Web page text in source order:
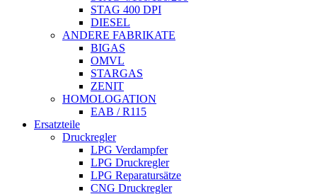
STAG 400 DPI
DIESEL
ANDERE FABRIKATE
BIGAS
OMVL
STARGAS
ZENIT
HOMOLOGATION
EAB / R115
Ersatzteile
Druckregler
LPG Verdampfer
LPG Druckregler
LPG Reparatursätze
CNG Druckregler